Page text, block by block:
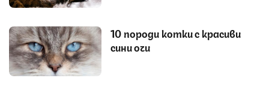
10 породи котки с красиви
сини очи